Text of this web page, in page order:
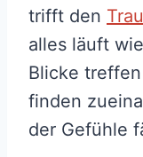
trifft den
alles läuft
Blicke
finden
der Gefühle